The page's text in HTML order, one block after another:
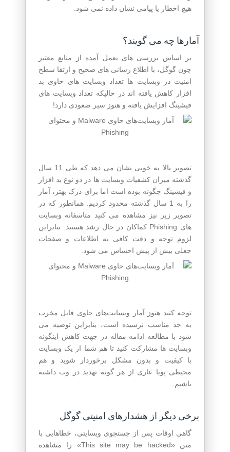
هیچ اخطار یا پیامی نشان داده نمی شود.
آمارها چه می گویند؟
بر اساس بررسی های بعمل آمده از منابع معتبر
چون گوگل، با اطلاع رسانی های صحیح و ارتقا سطح
امنیت در وبسایت ها تعداد وبسایت های حاوی بد
افزار کاهش یافته اند در حالیکه تعداد وبسایت های
فیشینگ افزایش یافته و هنوز سیر صعودی دارد!
تصویر بالا به خوبی نشان می دهد که طی 11 سال
گذشته میزان کشفیات وبسایت ها در دو نوع بد افزار
و فیشینگ چگونه بوده است اما برای درک بهتر، آمار
را به 1 سال گذشته محدود کردیم. همانطور که در
تصویر زیر نیز مشاهده می کنید متاسفانه وبسایت
های Phishing کماکان در حال رشد هستند. بنابراین
لزوم توجه و دقت کافی به اطلاعات و صفحات
جعلی بیش از پیش احساس می شود.
توجه کنید هنوز آمار وبسایت‌های حاوی فایل مخرب
به حد مناسب نرسیده است، بنابراین توصیه می
شود با مطالعه ادامه مقاله در جهت کاهش اینگونه
وبسایت ها مشارکت کنید تا هم شما از یک وبسایت
با کیفیت و بدون مشکل برخوردار شوید و هم
محیطی پویا عاری از هر گونه تهدید در وب داشته
باشیم.
برخی دیگر از هشدارهای امنیتی گوگل
گاهی اوقات پس از جستجوی وبسایتی، خطاهایی با
متن «This site may be hacked» را مشاهده